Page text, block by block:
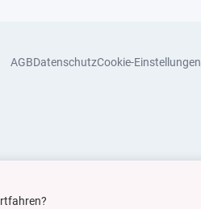
AGBDatenschutzCookie-Einstellungen